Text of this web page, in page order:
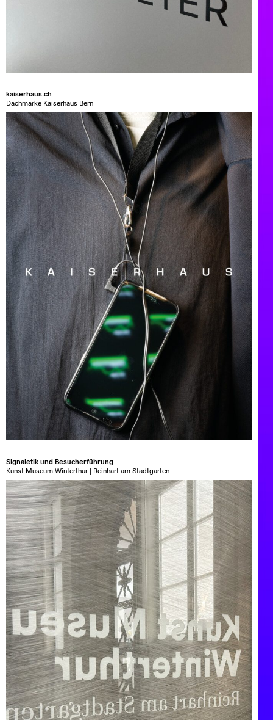
kaiserhaus.ch
Dachmarke Kaiserhaus Bern
Signaletik und Besucherführung
Kunst Museum Winterthur | Reinhart am Stadtgarten